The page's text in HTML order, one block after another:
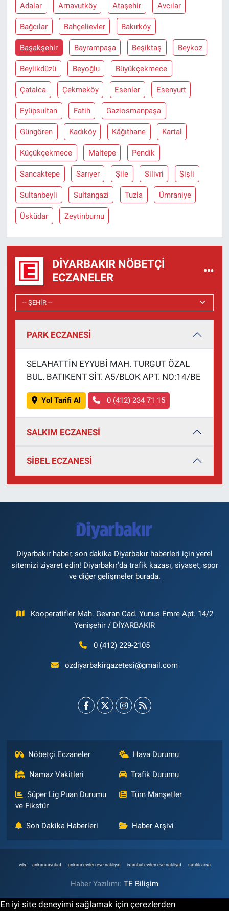
Adalar Arnavutköy Ataşehir Avcılar
Bağcılar Bahçelievler Bakırköy
Başakşehir Bayrampaşa Beşiktaş Beykoz
Beylikdüzü Beyoğlu Büyükçekmece
Çatalca Çekmeköy Esenler Esenyurt
Eyüpsultan Fatih Gaziosmanpaşa
Güngören Kadıköy Kâğıthane Kartal
Küçükçekmece Maltepe Pendik
Sancaktepe Sarıyer Şile Silivri Şişli
Sultanbeyli Sultangazi Tuzla Ümraniye
Üsküdar Zeytinburnu
DIYARBAKIR NÖBETÇI
ECZANELER
PARK ECZANESİ
SELAHATTİN EYYUBİ MAH. TURGUT ÖZAL
BUL. BATIKENT SİT. A5/BLOK APT. NO:14/BE
Yol Tarifi Al 0 (412) 234 71 15
SALKIM ECZANESİ
SİBEL ECZANESİ
Diyarbakır haber, son dakika Diyarbakır haberleri için yerel
sitemizi ziyaret edin! Diyarbakır'da trafik kazası, siyaset, spor
ve diğer gelişmeler burada.
Kooperatifler Mah. Gevran Cad. Yunus Emre Apt. 14/2
Yenişehir / DİYARBAKIR
0 (412) 229-2105
ozdiyarbakirgazetesi@gmail.com
Nöbetçi Eczaneler Hava Durumu
Namaz Vakitleri Trafik Durumu
Süper Lig Puan Durumu
ve Fikstür
Tüm Manşetler
Son Dakika Haberleri Haber Arşivi
vds ankara avukat ankara evden eve nakliyat istanbul evden eve nakliyat satılık arsa
Haber Yazılımı: TE Bilişim
En iyi site deneyimi sağlamak için çerezlerden